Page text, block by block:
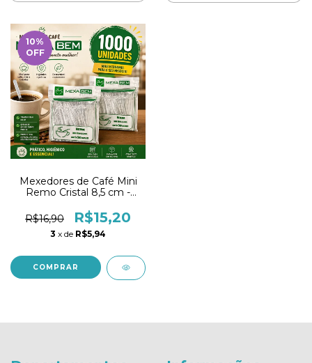
10%
OFF
Mexedores de Café Mini
Remo Cristal 8,5 cm -
R$16,90
R$15,20
3 x de R$5,94
COMPRAR